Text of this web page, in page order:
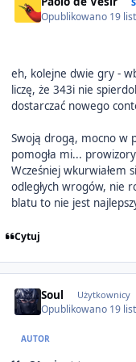
Opublikowano 19
eh, kolejne dwie gry -
liczę, że 343i nie
dostarczać nowego
Swoją drogą, mocno w
pomogła mi...
Wcześniej wkurwiałem
odległych wrogów, nie
blatu to nie jest
Cytuj
Soul Użytkownicy
Opublikowano 19
AUTOR